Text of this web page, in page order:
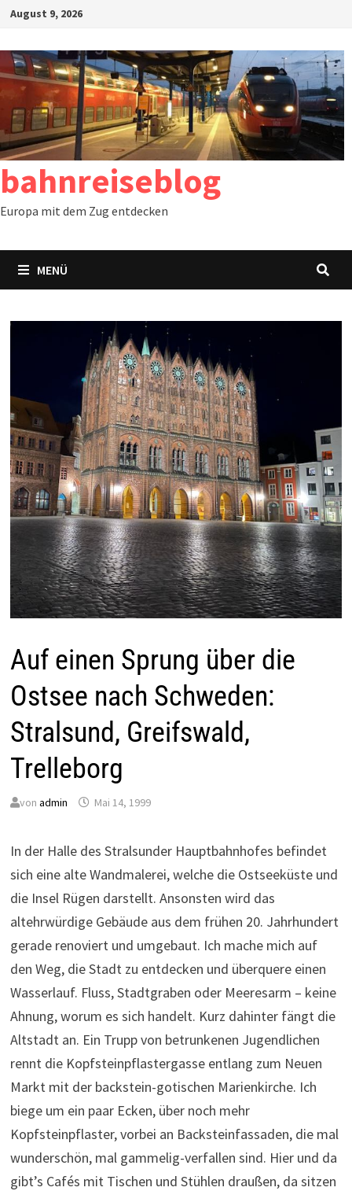
Zum
springen
August 9, 2026
bahnreiseblog
Europa mit dem Zug entdecken
MENÜ
Auf einen Sprung über die
Ostsee nach Schweden:
Stralsund, Greifswald,
Trelleborg
von admin Mai 14, 1999
In der Halle des Stralsunder Hauptbahnhofes befindet
sich eine alte Wandmalerei, welche die Ostseeküste und
die Insel Rügen darstellt. Ansonsten wird das
altehrwürdige Gebäude aus dem frühen 20. Jahrhundert
gerade renoviert und umgebaut. Ich mache mich auf
den Weg, die Stadt zu entdecken und überquere einen
Wasserlauf. Fluss, Stadtgraben oder Meeresarm – keine
Ahnung, worum es sich handelt. Kurz dahinter fängt die
Altstadt an. Ein Trupp von betrunkenen Jugendlichen
rennt die Kopfsteinpflastergasse entlang zum Neuen
Markt mit der backstein-gotischen Marienkirche. Ich
biege um ein paar Ecken, über noch mehr
Kopfsteinpflaster, vorbei an Backsteinfassaden, die mal
wunderschön, mal gammelig-verfallen sind. Hier und da
gibt’s Cafés mit Tischen und Stühlen draußen, da sitzen